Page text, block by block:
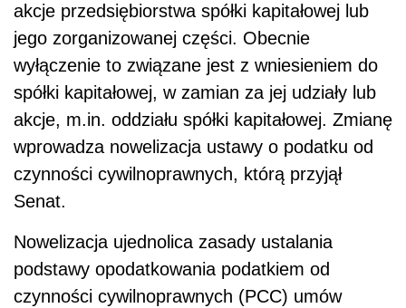
akcje przedsiębiorstwa spółki kapitałowej lub
jego zorganizowanej części. Obecnie
wyłączenie to związane jest z wniesieniem do
spółki kapitałowej, w zamian za jej udziały lub
akcje, m.in. oddziału spółki kapitałowej. Zmianę
wprowadza nowelizacja ustawy o podatku od
czynności cywilnoprawnych, którą przyjął
Senat.
Nowelizacja ujednolica zasady ustalania
podstawy opodatkowania podatkiem od
czynności cywilnoprawnych (PCC) umów